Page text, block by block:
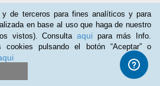
(28-11-2015)
quienes se interesan en temas de
no sólo personalmente sino
y de terceros para fines analíticos y para
en base al uso que haga de nuestro
vistos). Consulta aqui para más Info.
cookies pulsando el botón “Aceptar” o